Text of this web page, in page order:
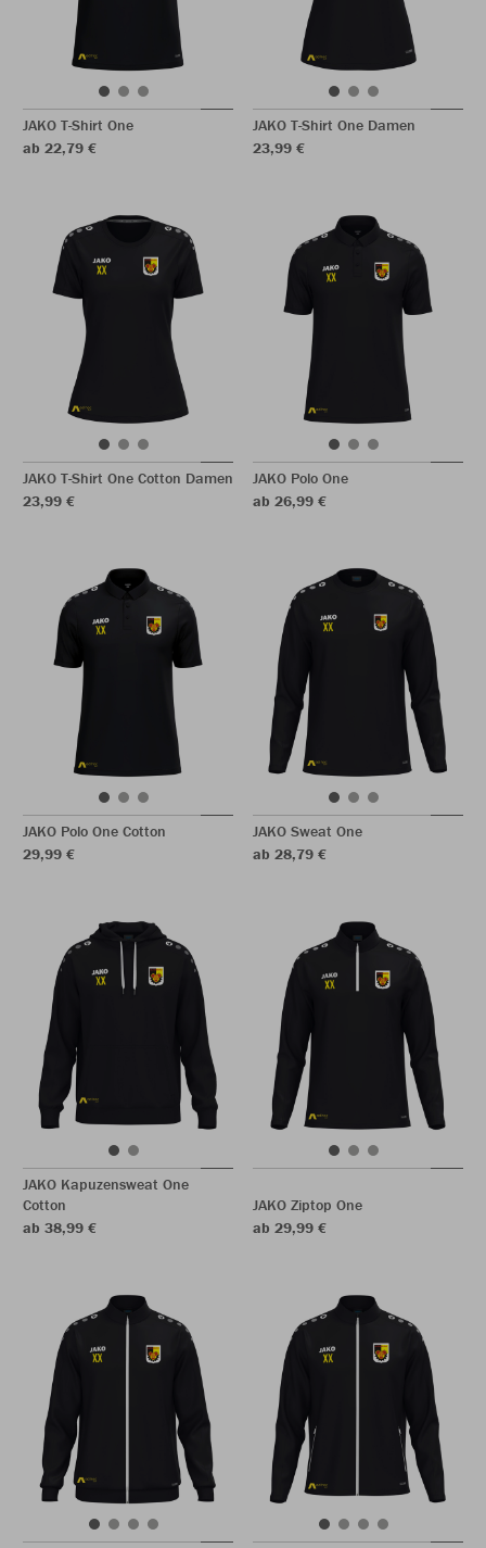
JAKO T-Shirt One
ab 22,79 €
JAKO T-Shirt One Damen
23,99 €
JAKO T-Shirt One Cotton Damen
23,99 €
JAKO Polo One
ab 26,99 €
JAKO Polo One Cotton
29,99 €
JAKO Sweat One
ab 28,79 €
JAKO Kapuzensweat One
Cotton
ab 38,99 €
JAKO Ziptop One
ab 29,99 €